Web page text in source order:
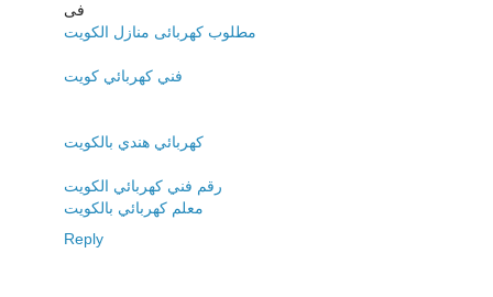
فى
مطلوب كهربائى منازل الكويت
فني كهربائي كويت
كهربائي هندي بالكويت
رقم فني كهربائي الكويت
معلم كهربائي بالكويت
Reply